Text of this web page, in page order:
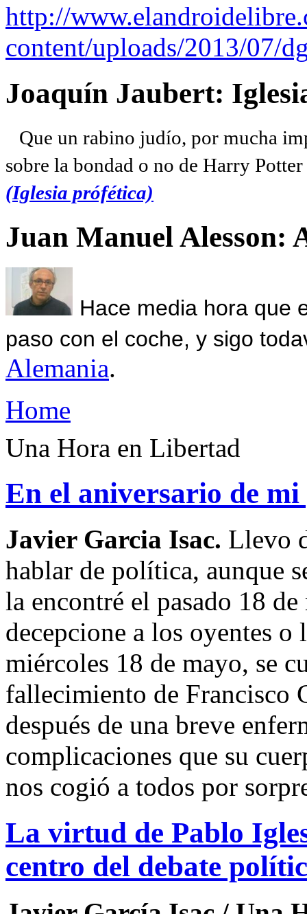
http://
content/uploads/2013/07/
Joaquín Jaubert:
Que un rabino judío, por mucha
sobre la bondad o no de Harry
(Iglesia prófética)
Juan Manuel Alesson:
Hace media hora que
paso con el coche, y sigo
Alemania.
Home
Una Hora en Libertad
En el aniversario de mi
Javier Garcia Isac. Llevo
hablar de política, aunque
la encontré el pasado 18
decepcione a los oyentes o
miércoles 18 de mayo, se
fallecimiento de Francisco
después de una breve
complicaciones que su
nos cogió a todos por
La virtud de Pablo
centro del debate